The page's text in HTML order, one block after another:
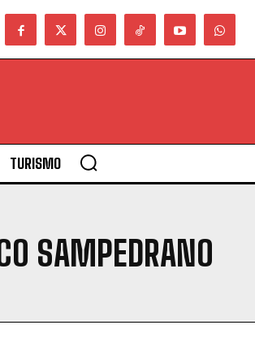
TURISMO
SAMPEDRANO